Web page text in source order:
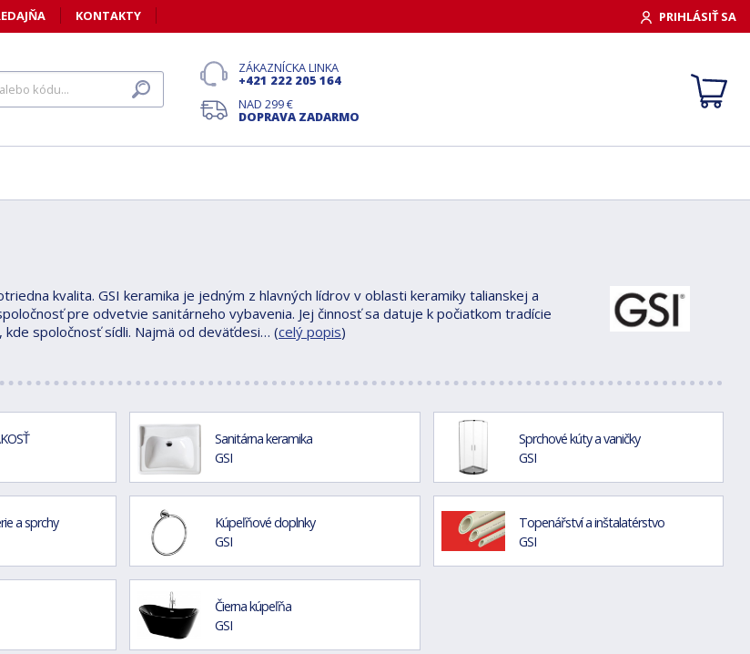
KONTAKTY PRIHLÁSIŤ SA
ZÁKAZNÍCKA LINKA
+421 222 205 164
NAD 299 €
DOPRAVA ZADARMO
kvalita. GSI keramika je jedným z hlavných lídrov v oblasti keramiky talianskej a
pre odvetvie sanitárneho vybavenia. Jej činnosť sa datuje k počiatkom tradície
spoločnosť sídli. Najmä od deväťdesi… (celý popis)
Sanitárna keramika
GSI
Sprchové kúty a vaničky
GSI
a sprchy
Kúpeľňové doplnky
GSI
Topenářství a inštalatérstvo
GSI
Čierna kúpeľňa
GSI